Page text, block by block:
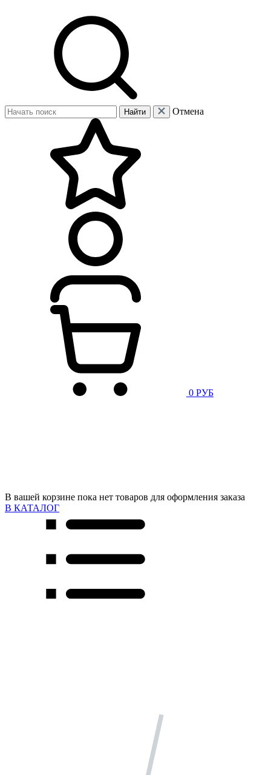
Найти Отмена
0 РУБ
В вашей корзине пока нет товаров для оформления заказа
В КАТАЛОГ